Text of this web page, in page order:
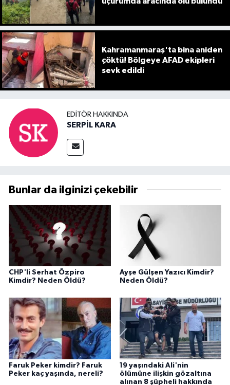
Kahramanmaraş'ta bina aniden
çöktü! Bölgeye AFAD ekipleri
sevk edildi
EDITÖR HAKKINDA
SERPİL KARA
Bunlar da ilginizi çekebilir
CHP'li Serhat Özpiro
Kimdir? Neden Öldü?
Ayşe Gülşen Yazıcı Kimdir?
Neden Öldü?
Faruk Peker kimdir? Faruk
Peker kaç yaşında, nereli?
19 yaşındaki Ali'nin
ölümüne ilişkin gözaltına
alınan 8 şüpheli hakkında